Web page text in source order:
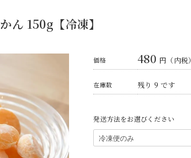
ん 150g【冷凍】
価格 480 円（内税）
在庫数 残り 9 です
発送方法をお選びください